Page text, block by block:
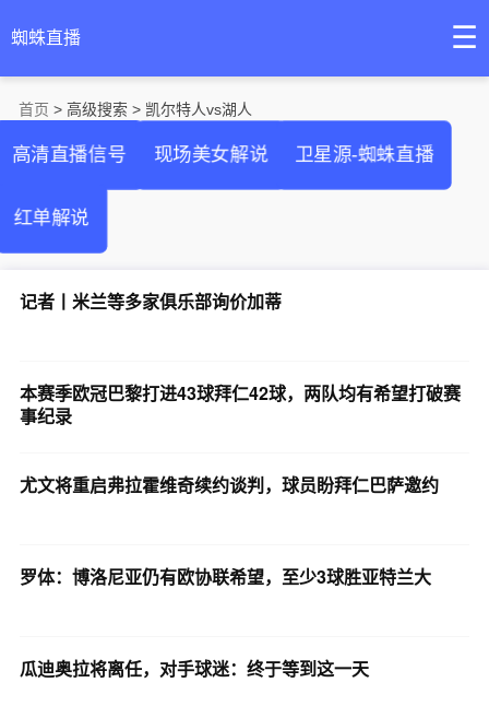
蜘蛛直播 ☰
首页 > 高级搜索 > 凯尔特人vs湖人
高清直播信号 现场美女解说 卫星源-蜘蛛直播
红单解说
记者丨米兰等多家俱乐部询价加蒂
本赛季欧冠巴黎打进43球拜仁42球，两队均有希望打破赛
事纪录
尤文将重启弗拉霍维奇续约谈判，球员盼拜仁巴萨邀约
罗体：博洛尼亚仍有欧协联希望，至少3球胜亚特兰大
瓜迪奥拉将离任，对手球迷：终于等到这一天